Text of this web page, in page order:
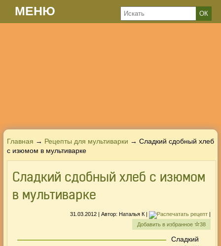
МЕНЮ
Главная → Рецепты для мультиварки → Сладкий сдобный хлеб
с изюмом в мультиварке
Сладкий сдобный хлеб с изюмом
в мультиварке
31.03.2012 | Автор: Наталья К|
|
Добавить в избранное
38
Сладкий